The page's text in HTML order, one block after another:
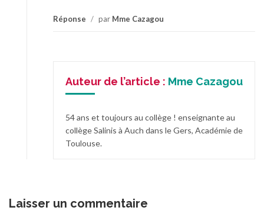
Réponse / par Mme Cazagou
Auteur de l’article : Mme Cazagou
54 ans et toujours au collège ! enseignante au
collège Salinis à Auch dans le Gers, Académie de
Toulouse.
Laisser un commentaire